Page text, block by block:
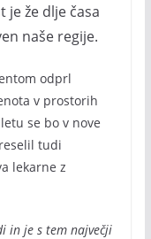
že dlje časa
naše regije.
odprl
v prostorih
se bo v nove
tudi
lekarne z
in je s tem največji